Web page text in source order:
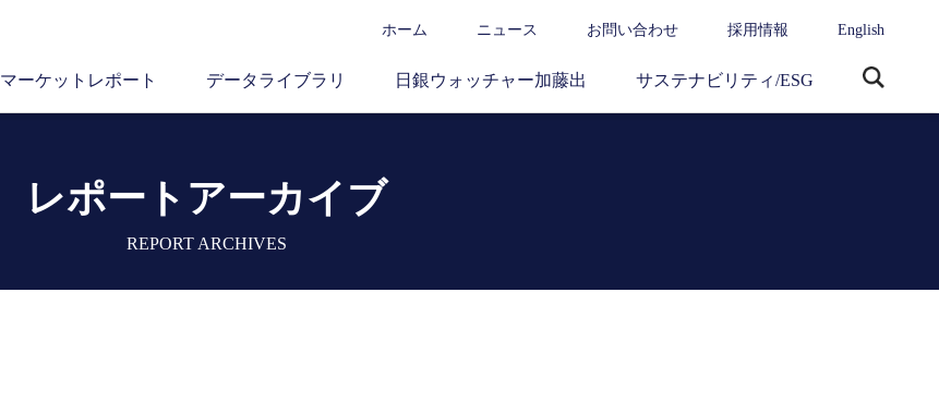
ホーム ニュース お問い合わせ 採用情報 English
マーケットレポート データライブラリ 日銀ウォッチャー加藤出 サステナビリティ/ESG
レポートアーカイブ
REPORT ARCHIVES